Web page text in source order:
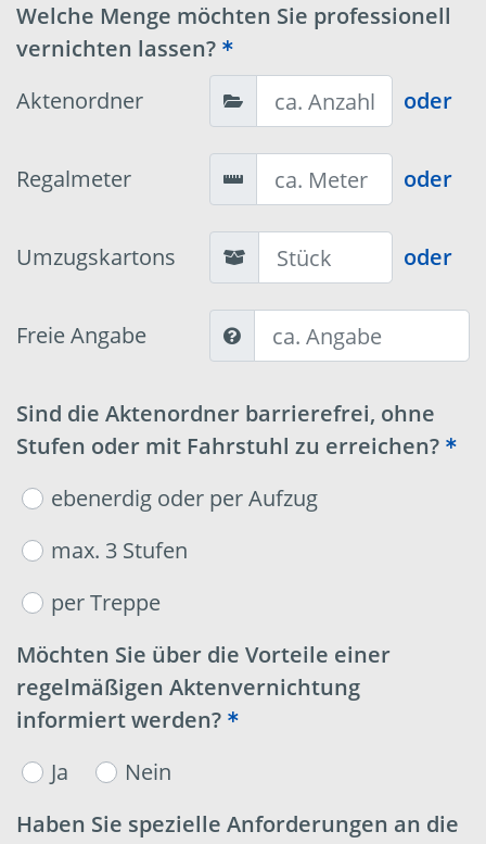
Welche Menge möchten Sie professionell
vernichten lassen?
Aktenordner
oder
Regalmeter oder
Umzugskartons oder
Freie Angabe
Sind die Aktenordner barrierefrei, ohne
Stufen oder mit Fahrstuhl zu erreichen?
ebenerdig oder per Aufzug
max. 3 Stufen
per Treppe
Möchten Sie über die Vorteile einer
regelmäßigen Aktenvernichtung
informiert werden?
Ja
Nein
Haben Sie spezielle Anforderungen an die